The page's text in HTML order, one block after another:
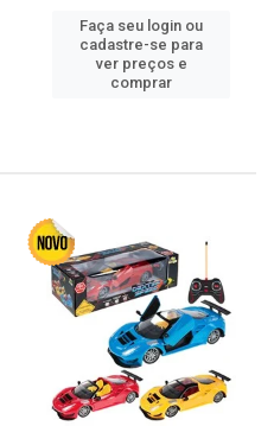
Faça seu login ou
cadastre-se para
ver preços e
comprar